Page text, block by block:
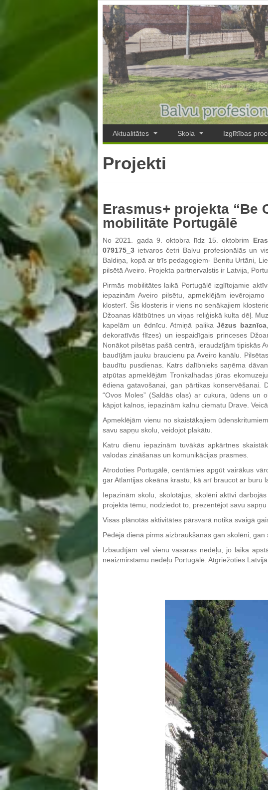
Aktualitātes Skola Izglītības
Projekti
Erasmus+ projekta “Be
mobilitāte Portugālē
No 2021. gada 9. oktobra līdz 15. oktobrim
079175_3 ietvaros četri Balvu profesionālās un
Baldiņa, kopā ar trīs pedagogiem- Benitu Urtāni,
pilsētā Aveiro. Projekta partnervalstis ir Latvija,
Pirmās mobilitātes laikā Portugālē izglītojamie
iepazinām Aveiro pilsētu, apmeklējām
klosterī. Šis klosteris ir viens no senākajiem
Džoanas klātbūtnes un viņas reliģiskā kulta dēļ.
kapelām un ēdnīcu. Atmiņā palikaJēzus baznīca
dekoratīvās flīzes) un iespaidīgais princeses
Nonākot pilsētas pašā centrā, ieraudzījām tipiskās
baudījām jauku braucienu pa Aveiro kanālu.
baudītu pusdienas. Katrs dalībnieks saņēma
atpūtas apmeklējām Tronkalhadas jūras
ēdiena gatavošanai, gan pārtikas konservēšanai.
“Ovos Moles” (Saldās olas) ar cukura, ūdens un
kāpjot kalnos, iepazinām kalnu ciematu Drave.
Apmeklējām vienu no skaistākajiem
savu sapņu skolu, veidojot plakātu.
Katru dienu iepazinām tuvākās apkārtnes
valodas zināšanas un komunikācijas prasmes.
Atrodoties Portugālē, centāmies apgūt vairākus
gar Atlantijas okeāna krastu, kā arī braucot ar buru
Iepazinām skolu, skolotājus, skolēni aktīvi
projekta tēmu, nodziedot to, prezentējot savu sapņu
Visas plānotās aktivitātes pārsvarā notika svaigā
Pēdējā dienā pirms aizbraukšanas gan skolēni,
Izbaudījām vēl vienu vasaras nedēļu, jo laika
neaizmirstamu nedēļu Portugālē. Atgriežoties